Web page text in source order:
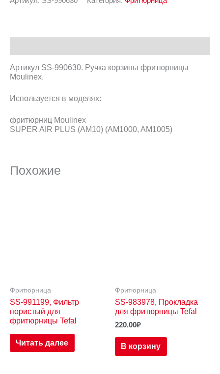
Артикул SS-990630. Ручка корзины фритюрницы
Moulinex.
Используется в моделях:
фритюрниц Moulinex
SUPER AIR PLUS (AM10) (AM1000, AM1005)
Похожие
Фритюрница
SS-991199, Фильтр
пористый для
фритюрницы Tefal
Читать далее
Фритюрница
SS-983978, Прокладка
для фритюрницы Tefal
220.00₽
В корзину